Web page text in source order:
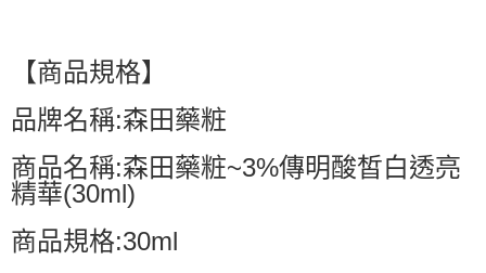
【商品規格】
品牌名稱:森田藥粧
商品名稱:森田藥粧~3%傳明酸皙白透亮
精華(30ml)
商品規格:30ml